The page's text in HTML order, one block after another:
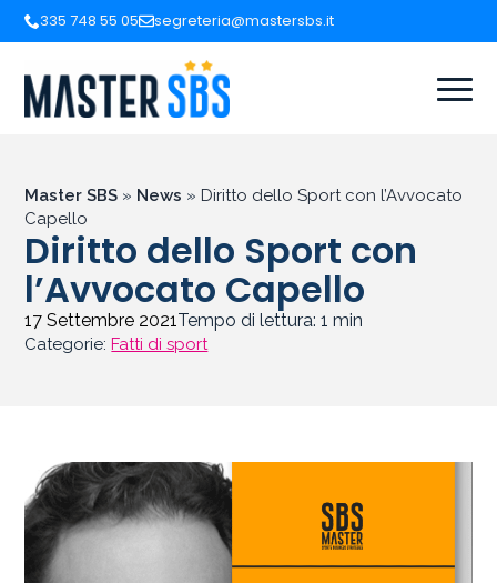
335 748 55 05 segreteria@mastersbs.it
Master SBS » News » Diritto dello Sport con l’Avvocato
Capello
Diritto dello Sport con
l’Avvocato Capello
17 Settembre 2021Tempo di lettura:1 min
Categorie:Fatti di sport